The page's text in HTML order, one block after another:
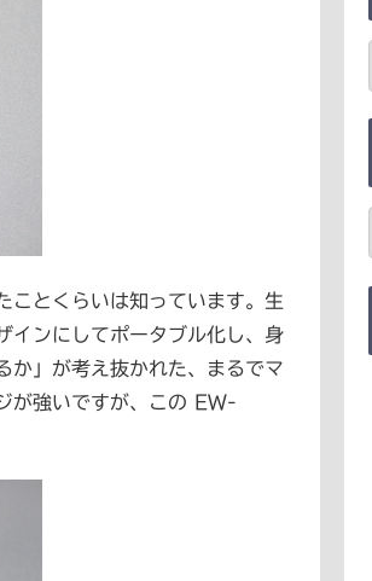
ことくらいは知っています。生
インにしてポータブル化し、身
か」が考え抜かれた、まるでマ
が強いですが、この EW-